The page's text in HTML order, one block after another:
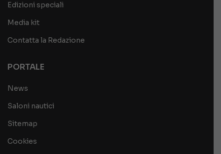
Edizioni speciali
Media kit
Contatta la Redazione
PORTALE
News
Saloni nautici
Sitemap
Cookies